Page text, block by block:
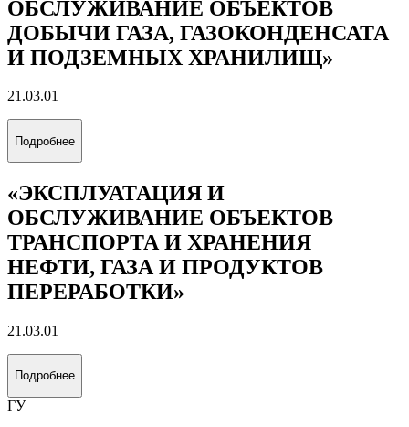
«МЕЖДУНАРОДНЫЙ
МЕНЕДЖМЕНТ»
Подробнее
«БУРЕНИЕ НЕФТЯНЫХ И ГАЗОВЫХ
СКВАЖИН»
21.03.01
«ЭКСПЛУАТАЦИЯ И
ОБСЛУЖИВАНИЕ ОБЪЕКТОВ
ДОБЫЧИ НЕФТИ»